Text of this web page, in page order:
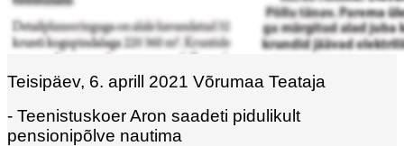
Teisipäev, 6. aprill 2021 Võrumaa Teataja
- Teenistuskoer Aron saadeti pidulikult
pensionipõlve nautima